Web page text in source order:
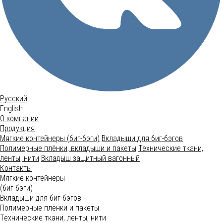
Русский
English
О компании
Продукция
Мягкие контейнеры (биг-бэги) Вкладыши для биг-бэгов
Полимерные плёнки, вкладыши и пакеты Технические ткани,
ленты, нити Вкладыш защитный вагонный
Контакты
Мягкие контейнеры
(биг-бэги)
Вкладыши для биг-бэгов
Полимерные плёнки и пакеты
Технические ткани, ленты, нити